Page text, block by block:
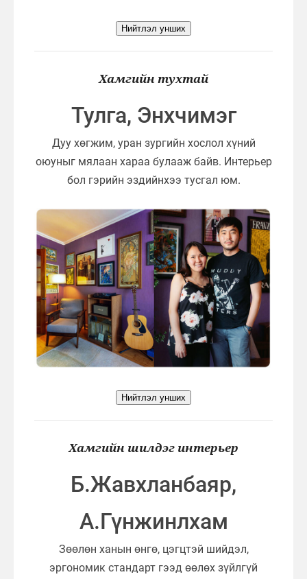
Нийтлэл унших
Хамгийн тухтай
Тулга, Энхчимэг
Дуу хөгжим, уран зургийн хослол хүний
оюуныг мялаан хараа булааж байв. Интерьер
бол гэрийн эздийнхээ тусгал юм.
Нийтлэл унших
Хамгийн шилдэг интерьер
Б.Жавхланбаяр,
А.Гүнжинлхам
Зөөлөн ханын өнгө, цэгцтэй шийдэл,
эргономик стандарт гээд өөлөх зүйлгүй